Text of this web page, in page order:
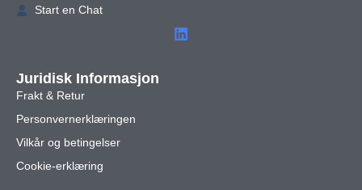
Start en Chat
Juridisk Informasjon
Frakt & Retur
Personvernerklæringen
Vilkår og betingelser
Cookie-erklæring